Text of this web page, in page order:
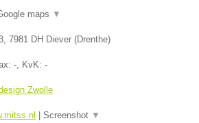
maps ▼
, 7981 DH Diever (Drenthe)
-, KvK: -
Zwolle
Screenshot ▼